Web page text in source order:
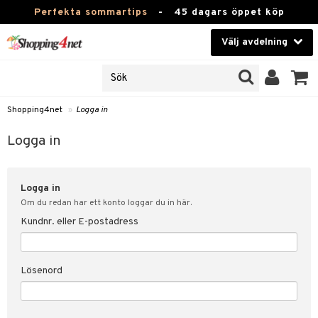
Perfekta sommartips - 45 dagars öppet köp
Välj avdelning
Kontaktlinser
Hälsokost
Fitness
Hem & Inredning
Leksaker, Barn & Baby
Varumärken
Shopping4net » Logga in
Logga in
Logga in
Om du redan har ett konto loggar du in här.
Kundnr. eller E-postadress
Lösenord
svar